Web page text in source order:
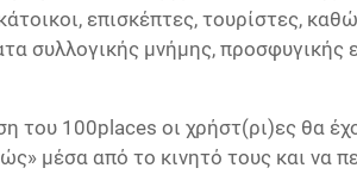
επισκέπτες, τουρίστες,
συλλογικής μνήμης,
του 100places οι χρήστ(ρι)ες θα
μέσα από το κινητό τους και να